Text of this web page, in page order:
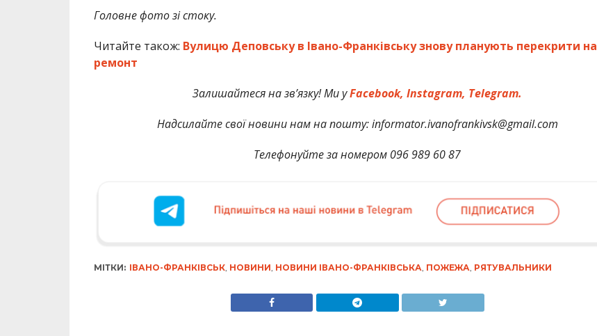
Головне фото зі стоку.
Читайте також: Вулицю Деповську в Івано-Франківську знову планують перекрити на
ремонт
Залишайтеся на зв’язку! Ми уFacebook,Instagram, Telegram.
Надсилайте свої новини нам на пошту: informator.ivanofrankivsk@gmail.com
Телефонуйте за номером 096 989 60 87
МІТКИ: ІВАНО-ФРАНКІВСЬК, НОВИНИ, НОВИНИ ІВАНО-ФРАНКІВСЬКА, ПОЖЕЖА, РЯТУВАЛЬНИКИ